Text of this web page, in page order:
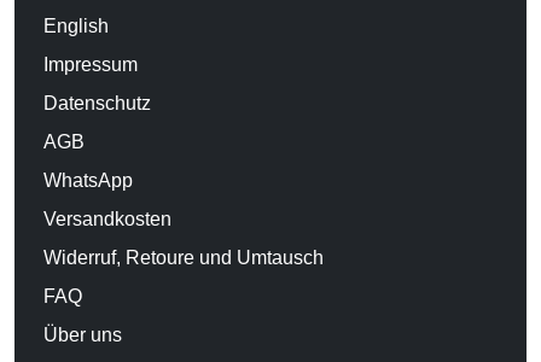
English
Impressum
Datenschutz
AGB
WhatsApp
Versandkosten
Widerruf, Retoure und Umtausch
FAQ
Über uns